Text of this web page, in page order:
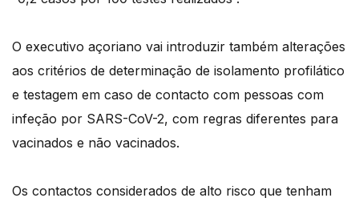
O executivo açoriano vai introduzir também alterações
aos critérios de determinação de isolamento profilático
e testagem em caso de contacto com pessoas com
infeção por SARS-CoV-2, com regras diferentes para
vacinados e não vacinados.
Os contactos considerados de alto risco que tenham